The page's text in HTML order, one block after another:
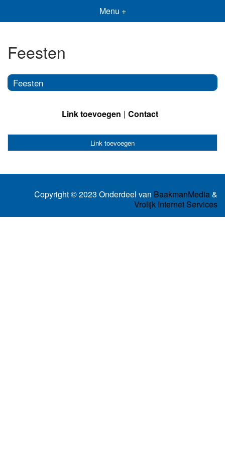
Menu +
Feesten
Feesten
Link toevoegen Contact
Link toevoegen
Copyright © 2023 Onderdeel van BaakmanMedia&
Vrolijk Internet Services